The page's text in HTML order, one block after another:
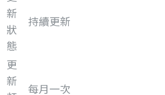
新
狀
態
持續更新
更
新
每月一次